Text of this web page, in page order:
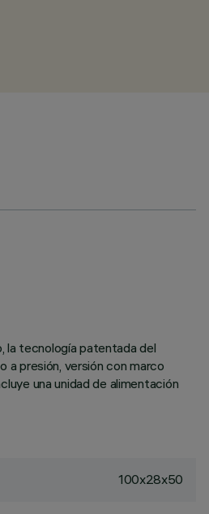
la tecnología patentada del
a presión, versión con marco
una unidad de alimentación
100x28x50